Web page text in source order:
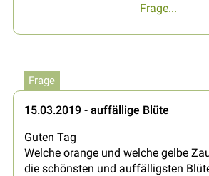
Frage...
Frage
15.03.2019 - auffällige Blüte
Guten Tag
Welche orange und welche gelbe
die schönsten und auffälligsten